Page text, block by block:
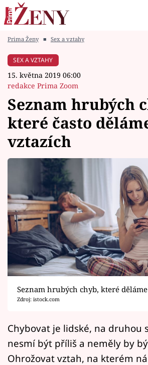
Módní alarm
Témata
Celebrity
Vztahy
Seriály
Horoskopy
Sledujte prima+
Filmový festival Karlovy
Pořady
Mámy sobě
Přihlášení
Prima Ženy ■ Sex a vztahy
SEX A VZTAHY
15. května 2019 06:00
redakce Prima Zoom
Seznam hrubých
které často
vztazích
Seznam hrubých chyb, které
Zdroj: istock.com
Chybovat je lidské, na druhou
nesmí být příliš a neměly by
Ohrožovat vztah, na kterém